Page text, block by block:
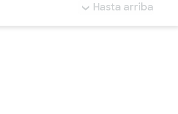
Hasta arriba